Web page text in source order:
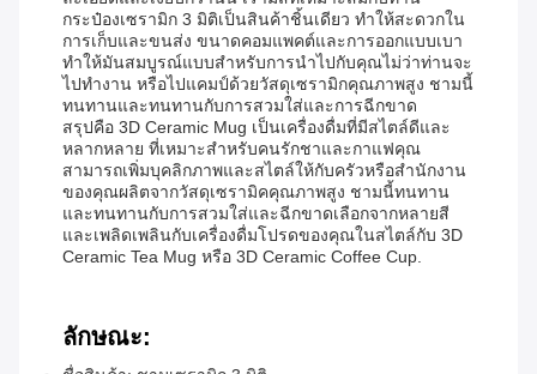
กระป๋องเซรามิก 3 มิติเป็นสินค้าชิ้นเดียว ทําให้สะดวกใน
การเก็บและขนส่ง ขนาดคอมแพคต์และการออกแบบเบา
ทําให้มันสมบูรณ์แบบสําหรับการนําไปกับคุณไม่ว่าท่านจะ
ไปทํางาน หรือไปแคมป์ด้วยวัสดุเซรามิกคุณภาพสูง ชามนี้
ทนทานและทนทานกับการสวมใส่และการฉีกขาด
สรุปคือ 3D Ceramic Mug เป็นเครื่องดื่มที่มีสไตล์ดีและ
หลากหลาย ที่เหมาะสําหรับคนรักชาและกาแฟคุณ
สามารถเพิ่มบุคลิกภาพและสไตล์ให้กับครัวหรือสํานักงาน
ของคุณผลิตจากวัสดุเซรามิคคุณภาพสูง ชามนี้ทนทาน
และทนทานกับการสวมใส่และฉีกขาดเลือกจากหลายสี
และเพลิดเพลินกับเครื่องดื่มโปรดของคุณในสไตล์กับ 3D
Ceramic Tea Mug หรือ 3D Ceramic Coffee Cup.
ลักษณะ: